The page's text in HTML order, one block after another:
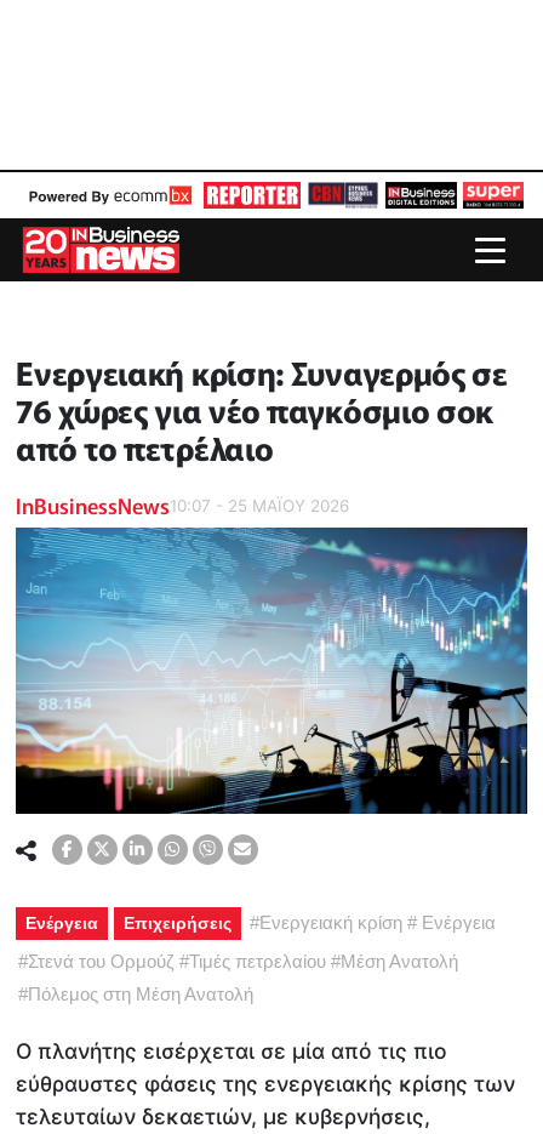
Ενεργειακή κρίση: Συναγερμός σε
76 χώρες για νέο παγκόσμιο σοκ
από το πετρέλαιο
InBusinessNews10:07 - 25 ΜΑΪ́ΟΥ 2026
Ενέργεια Επιχειρήσεις #Ενεργειακή κρίση # Ενέργεια
#Στενά του Ορμούζ #Τιμές πετρελαίου #Μέση Ανατολή
#Πόλεμος στη Μέση Ανατολή
Ο πλανήτης εισέρχεται σε μία από τις πιο
εύθραυστες φάσεις της ενεργειακής κρίσης των
τελευταίων δεκαετιών, με κυβερνήσεις,